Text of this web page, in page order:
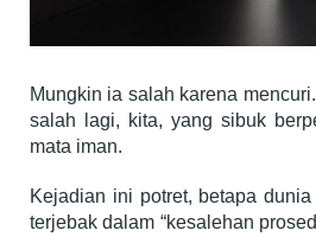
Mungkin ia salah karena
salah lagi, kita, yang sibuk
mata iman.
Kejadian ini potret, betapa
terjebak dalam “kesalehan